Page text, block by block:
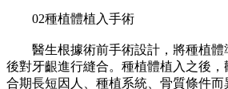
02種植體植入手術
醫生根據術前手術設計，將種植體
後對牙齦進行縫合。種植體植入之後
合期長短因人、種植系統、骨質條件而